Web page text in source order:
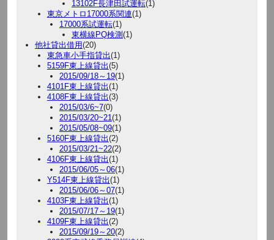
13102F長津田試運転(1)
東京メトロ17000系関連(1)
17000系試運転(1)
東横線PQ検測 (1)
他社貸出借用(20)
東急車小手指貸出(1)
5159F東上線貸出(5)
2015/09/18～19(1)
4101F東上線貸出(1)
4108F東上線貸出(3)
2015/03/6~7(0)
2015/03/20~21 (1)
2015/05/08~09(1)
5160F東上線貸出(2)
2015/03/21~22(2)
4106F東上線貸出(1)
2015/06/05～06(1)
Y514F東上線貸出(1)
2015/06/06～07(1)
4103F東上線貸出(1)
2015/07/17～19(1)
4109F東上線貸出(2)
2015/09/19～20(2)